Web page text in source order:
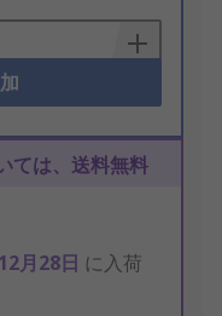
ては、送料無料
月28日 に入荷